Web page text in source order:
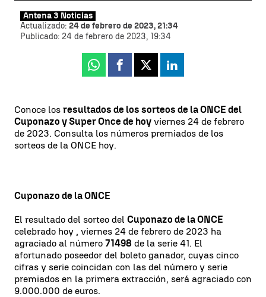
Antena 3 Noticias
Actualizado: 24 de febrero de 2023, 21:34
Publicado: 24 de febrero de 2023, 19:34
Whatsapp
Facebook
X Linkedin
Conoce los resultados de los sorteos de la ONCE del
Cuponazo y Super Once de hoy viernes 24 de febrero
de 2023. Consulta los números premiados de los
sorteos de la ONCE hoy.
Cuponazo de la ONCE
El resultado del sorteo del Cuponazo de la ONCE
celebrado hoy , viernes 24 de febrero de 2023 ha
agraciado al número 71498 de la serie 41. El
afortunado poseedor del boleto ganador, cuyas cinco
cifras y serie coincidan con las del número y serie
premiados en la primera extracción, será agraciado con
9.000.000 de euros.